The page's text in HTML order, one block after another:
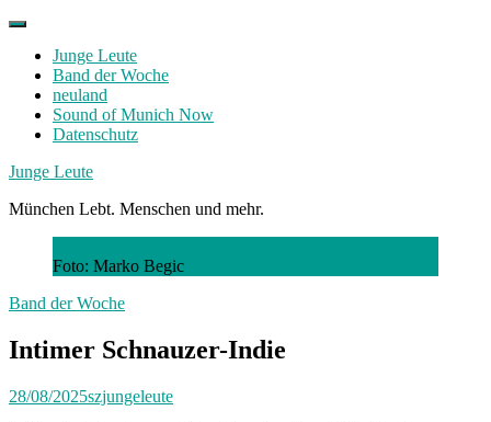
Skip
contentJunge Leute
Band der Woche
neuland
Sound of Munich Now
Datenschutz
Facebook
Twitter
Instagram
Junge Leute
München Lebt. Menschen und mehr.
Foto: Marko Begic
Band der Woche
Intimer Schnauzer-Indie
28/08/2025szjungeleute